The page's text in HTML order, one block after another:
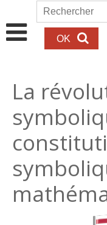
Aller au contenu
Rechercher
La